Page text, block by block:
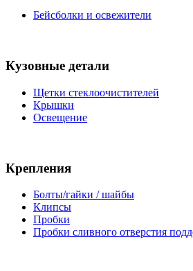
Бейсболки и освежители
Кузовные детали
Щетки стеклоочистителей
Крышки
Освещение
Крепления
Болты/гайки / шайбы
Клипсы
Пробки
Пробки сливного отверстия